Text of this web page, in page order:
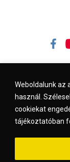
Weboldalunk az
használ.
cookiekat
tájékoztatóban